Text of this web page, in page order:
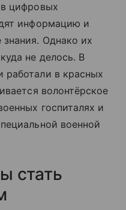
цифровых
информацию и
Однако их
не делось. В
в красных
волонтёрское
госпиталях и
военной
стать